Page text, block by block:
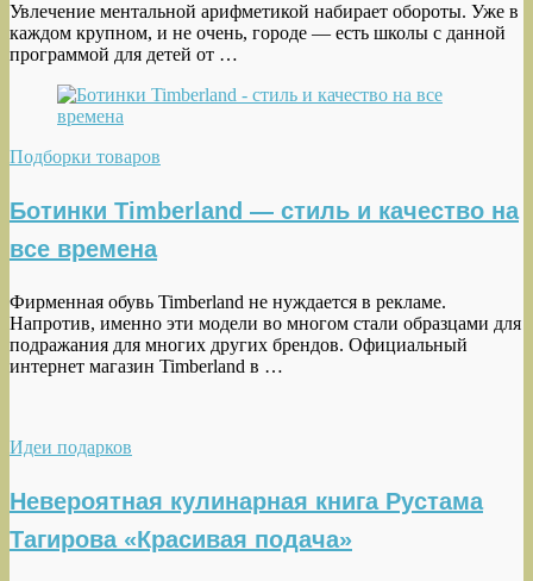
Увлечение ментальной арифметикой набирает обороты. Уже в
каждом крупном, и не очень, городе — есть школы с данной
программой для детей от …
Подборки товаров
Ботинки Timberland — стиль и качество на
все времена
Фирменная обувь Timberland не нуждается в рекламе.
Напротив, именно эти модели во многом стали образцами для
подражания для многих других брендов. Официальный
интернет магазин Timberland в …
Идеи подарков
Невероятная кулинарная книга Рустама
Тагирова «Красивая подача»